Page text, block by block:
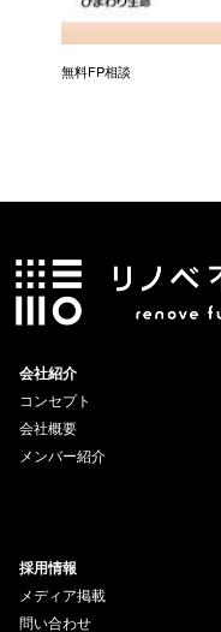
無料FP相談
会社紹介
コンセプト
会社概要
メンバー紹介
採用情報
メディア掲載
問い合わせ